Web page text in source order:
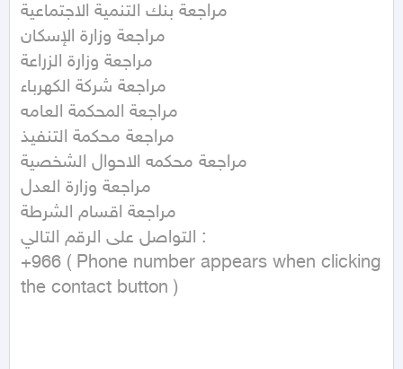
مراجعة بنك التنمية الاجتماعية
مراجعة وزارة الإسكان
مراجعة وزارة الزراعة
مراجعة شركة الكهرباء
مراجعة المحكمة العامه
مراجعة محكمة التنفيذ
مراجعة محكمه الاحوال الشخصية
مراجعة وزارة العدل
مراجعة اقسام الشرطة
التواصل على الرقم التالي :
‭+966 ( Phone number appears when clicking